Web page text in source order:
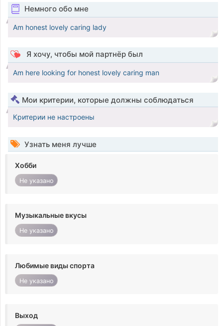
Немного обо мне
Am honest lovely caring lady
Я хочу, чтобы мой партнёр был
Am here looking for honest lovely caring man
Мои критерии, которые должны соблюдаться
Критерии не настроены
Узнать меня лучше
Хобби
Не указано
Музыкальные вкусы
Не указано
Любимые виды спорта
Не указано
Выход